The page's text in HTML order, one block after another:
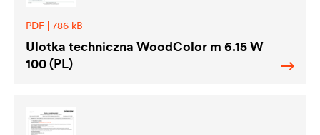
PDF | 786 kB
Ulotka techniczna WoodColor m 6.15 W
100 (PL)